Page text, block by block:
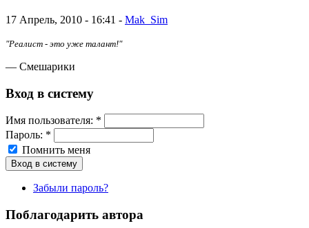
17 Апрель, 2010 - 16:41 - Mak_Sim
"Реалист - это уже талант!"
— Смешарики
Вход в систему
Имя пoльзовaтeля: *
Пароль: *
Помнить меня
Забыли пароль?
Поблагодарить автора